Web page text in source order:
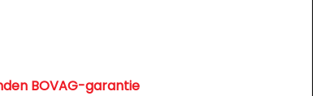
BOVAG-garantie